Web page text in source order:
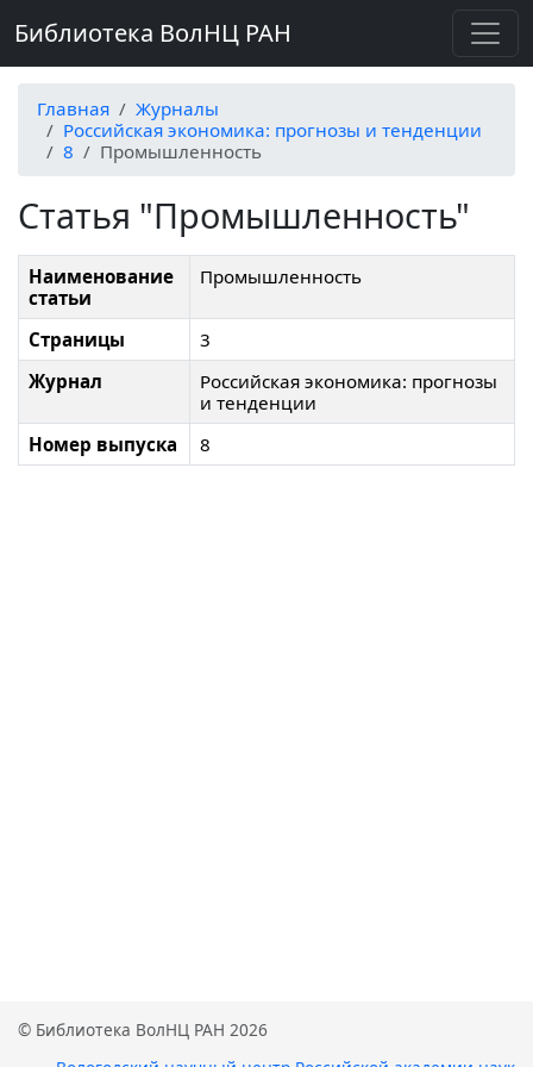
Библиотека ВолНЦ РАН
Главная
Журналы
Российская экономика: прогнозы и тенденции
8
Промышленность
Статья "Промышленность"
Наименование
статьи
Промышленность
Страницы
3
Журнал
Российская экономика: прогнозы
и тенденции
Номер выпуска
8
© Библиотека ВолНЦ РАН 2026